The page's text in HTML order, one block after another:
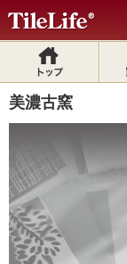
美濃古窯